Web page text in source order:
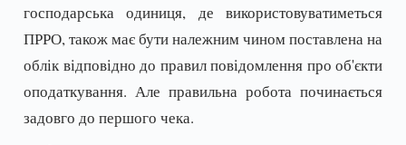
господарська одиниця, де використовуватиметься
ПРРО, також має бути належним чином поставлена на
облік відповідно до правил повідомлення про об'єкти
оподаткування. Але правильна робота починається
задовго до першого чека.